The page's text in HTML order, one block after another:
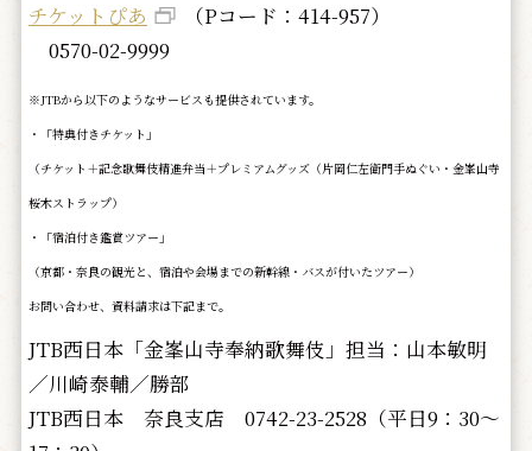
チケットぴあ
（Pコード：414-957）
0570-02-9999
※JTBから以下のようなサービスも提供されています。
・「特典付きチケット」
（チケット＋記念歌舞伎精進弁当＋プレミアムグッズ（片岡仁左衛門手ぬぐい・金峯山寺
桜木ストラップ）
・「宿泊付き鑑賞ツアー」
（京都・奈良の観光と、宿泊や会場までの新幹線・バスが付いたツアー）
お問い合わせ、資料請求は下記まで。
JTB西日本「金峯山寺奉納歌舞伎」担当：山本敏明
／川崎泰輔／勝部
JTB西日本 奈良支店 0742-23-2528（平日9：30～